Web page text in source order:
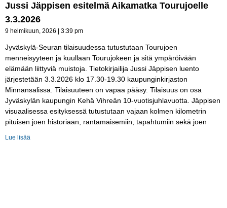
Jussi Jäppisen esitelmä Aikamatka Tourujoelle
3.3.2026
9 helmikuun, 2026 3:39 pm
Jyväskylä-Seuran tilaisuudessa tutustutaan Tourujoen
menneisyyteen ja kuullaan Tourujokeen ja sitä ympäröivään
elämään liittyviä muistoja. Tietokirjailija Jussi Jäppisen luento
järjestetään 3.3.2026 klo 17.30-19.30 kaupunginkirjaston
Minnansalissa. Tilaisuuteen on vapaa pääsy. Tilaisuus on osa
Jyväskylän kaupungin Kehä Vihreän 10-vuotisjuhlavuotta. Jäppisen
visuaalisessa esityksessä tutustutaan vajaan kolmen kilometrin
pituisen joen historiaan, rantamaisemiin, tapahtumiin sekä joen
Lue lisää